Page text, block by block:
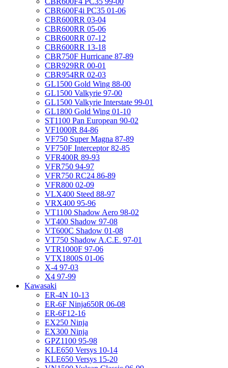
CBR600F4i PC35 01-06
CBR600RR 03-04
CBR600RR 05-06
CBR600RR 07-12
CBR600RR 13-18
CBR750F Hurricane 87-89
CBR929RR 00-01
CBR954RR 02-03
GL1500 Gold Wing 88-00
GL1500 Valkyrie 97-00
GL1500 Valkyrie Interstate 99-01
GL1800 Gold Wing 01-10
ST1100 Pan European 90-02
VF1000R 84-86
VF750 Super Magna 87-89
VF750F Interceptor 82-85
VFR400R 89-93
VFR750 94-97
VFR750 RC24 86-89
VFR800 02-09
VLX400 Steed 88-97
VRX400 95-96
VT1100 Shadow Aero 98-02
VT400 Shadow 97-08
VT600C Shadow 01-08
VT750 Shadow A.C.E. 97-01
VTR1000F 97-06
VTX1800S 01-06
X-4 97-03
X4 97-99
Kawasaki
ER-4N 10-13
ER-6F Ninja650R 06-08
ER-6F12-16
EX250 Ninja
EX300 Ninja
GPZ1100 95-98
KLE650 Versys 10-14
KLE650 Versys 15-20